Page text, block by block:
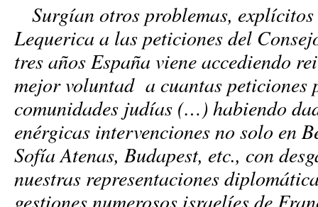
Surgían otros problemas,
Lequerica a las peticiones del
tres años España viene accediendo
mejor voluntad a cuantas peticiones
comunidades judías (…) habiendo
enérgicas intervenciones no solo en
Sofía Atenas, Budapest, etc., con
nuestras representaciones
gestiones numerosos israelíes de